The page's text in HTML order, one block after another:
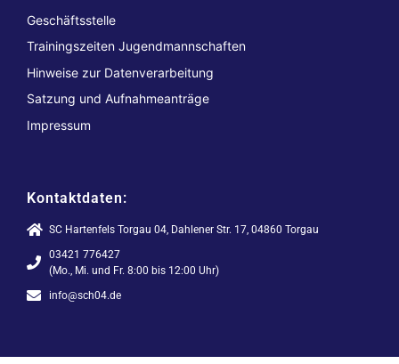
Geschäftsstelle
Trainingszeiten Jugendmannschaften
Hinweise zur Datenverarbeitung
Satzung und Aufnahmeanträge
Impressum
Kontaktdaten:
SC Hartenfels Torgau 04, Dahlener Str. 17, 04860 Torgau
03421 776427
(Mo., Mi. und Fr. 8:00 bis 12:00 Uhr)
info@sch04.de